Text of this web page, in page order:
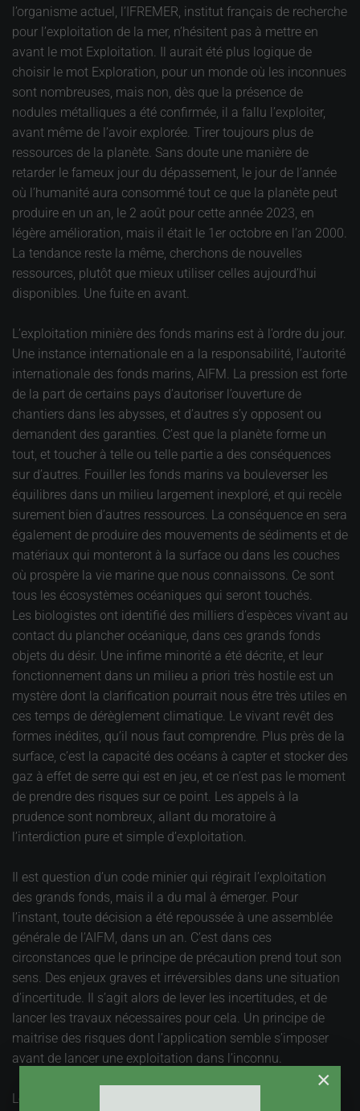
l’organisme actuel, l’IFREMER, institut français de recherche
pour l’exploitation de la mer, n’hésitent pas à mettre en
avant le mot Exploitation. Il aurait été plus logique de
choisir le mot Exploration, pour un monde où les inconnues
sont nombreuses, mais non, dès que la présence de
nodules métalliques a été confirmée, il a fallu l’exploiter,
avant même de l’avoir explorée. Tirer toujours plus de
ressources de la planète. Sans doute une manière de
retarder le fameux jour du dépassement, le jour de l’année
où l’humanité aura consommé tout ce que la planète peut
produire en un an, le 2 août pour cette année 2023, en
légère amélioration, mais il était le 1er octobre en l’an 2000.
La tendance reste la même, cherchons de nouvelles
ressources, plutôt que mieux utiliser celles aujourd’hui
disponibles. Une fuite en avant.
L’exploitation minière des fonds marins est à l’ordre du jour.
Une instance internationale en a la responsabilité, l’autorité
internationale des fonds marins, AIFM. La pression est forte
de la part de certains pays d’autoriser l’ouverture de
chantiers dans les abysses, et d’autres s’y opposent ou
demandent des garanties. C’est que la planète forme un
tout, et toucher à telle ou telle partie a des conséquences
sur d’autres. Fouiller les fonds marins va bouleverser les
équilibres dans un milieu largement inexploré, et qui recèle
surement bien d’autres ressources. La conséquence en sera
également de produire des mouvements de sédiments et de
matériaux qui monteront à la surface ou dans les couches
où prospère la vie marine que nous connaissons. Ce sont
tous les écosystèmes océaniques qui seront touchés.
Les biologistes ont identifié des milliers d’espèces vivant au
contact du plancher océanique, dans ces grands fonds
objets du désir. Une infime minorité a été décrite, et leur
fonctionnement dans un milieu a priori très hostile est un
mystère dont la clarification pourrait nous être très utiles en
ces temps de dérèglement climatique. Le vivant revêt des
formes inédites, qu’il nous faut comprendre. Plus près de la
surface, c’est la capacité des océans à capter et stocker des
gaz à effet de serre qui est en jeu, et ce n’est pas le moment
de prendre des risques sur ce point. Les appels à la
prudence sont nombreux, allant du moratoire à
l’interdiction pure et simple d’exploitation.
Il est question d’un code minier qui régirait l’exploitation
des grands fonds, mais il a du mal à émerger. Pour
l’instant, toute décision a été repoussée à une assemblée
générale de l’AIFM, dans un an. C’est dans ces
circonstances que le principe de précaution prend tout son
sens. Des enjeux graves et irréversibles dans une situation
d’incertitude. Il s’agit alors de lever les incertitudes, et de
lancer les travaux nécessaires pour cela. Un principe de
maitrise des risques dont l’application semble s’imposer
avant de lancer une exploitation dans l’inconnu.
Les grandes nations dépensent beaucoup d’argent pour
×